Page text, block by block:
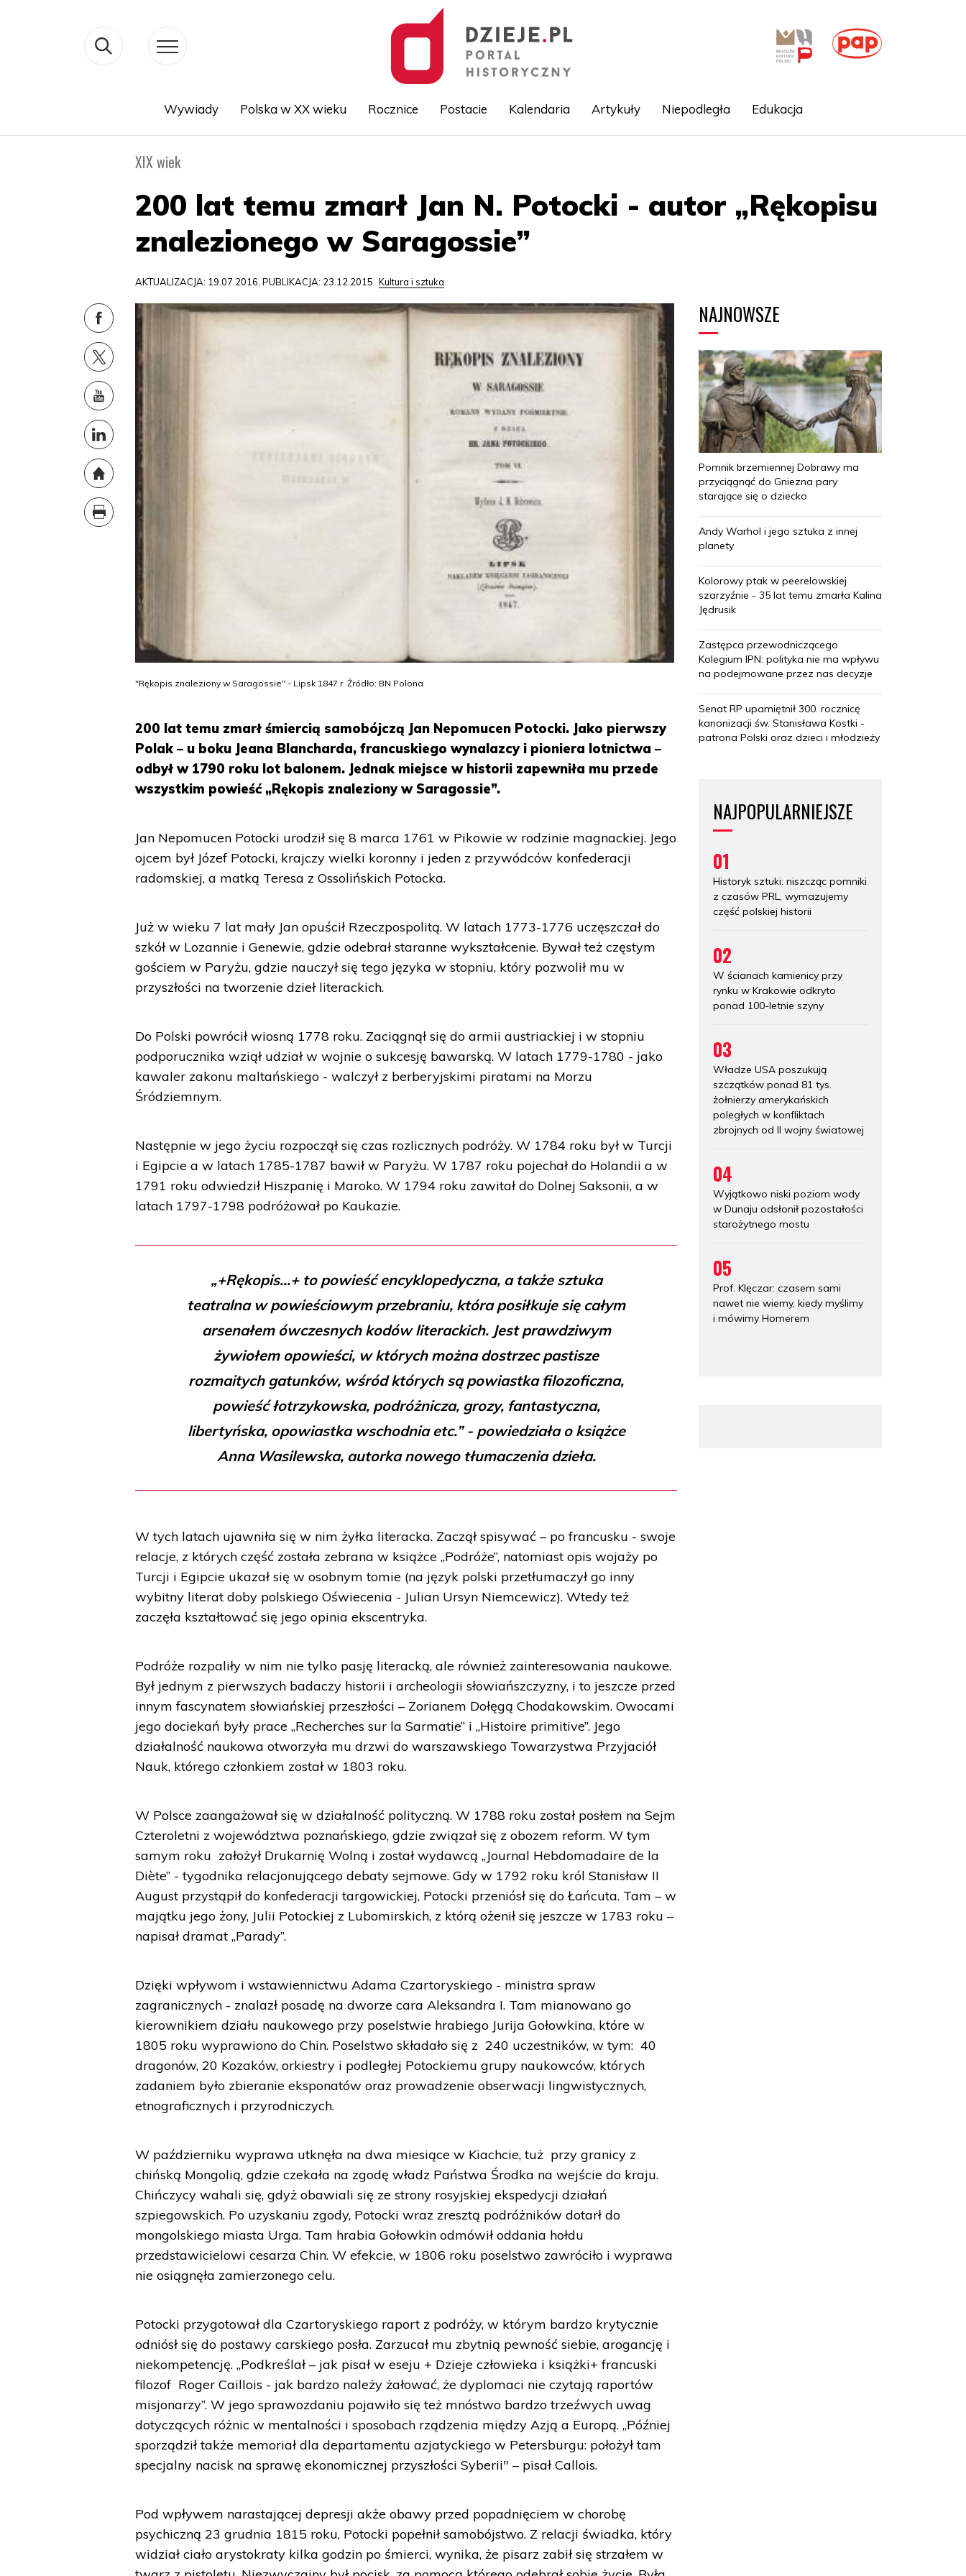
Wywiady Polska w XX wieku Rocznice Postacie Kalendaria Artykuły Niepodległa Edukacja
XIX wiek
200 lat temu zmarł Jan N. Potocki - autor „Rękopisu
znalezionego w Saragossie”
AKTUALIZACJA: 19.07.2016, PUBLIKACJA: 23.12.2015 Kultura i sztuka
"Rękopis znaleziony w Saragossie" - Lipsk 1847 r. Źródło: BN Polona
200 lat temu zmarł śmiercią samobójczą Jan Nepomucen Potocki. Jako pierwszy
Polak – u boku Jeana Blancharda, francuskiego wynalazcy i pioniera lotnictwa –
odbył w 1790 roku lot balonem. Jednak miejsce w historii zapewniła mu przede
wszystkim powieść „Rękopis znaleziony w Saragossie”.
Jan Nepomucen Potocki urodził się 8 marca 1761 w Pikowie w rodzinie magnackiej. Jego
ojcem był Józef Potocki, krajczy wielki koronny i jeden z przywódców konfederacji
radomskiej, a matką Teresa z Ossolińskich Potocka.
Już w wieku 7 lat mały Jan opuścił Rzeczpospolitą. W latach 1773-1776 uczęszczał do
szkół w Lozannie i Genewie, gdzie odebrał staranne wykształcenie. Bywał też częstym
gościem w Paryżu, gdzie nauczył się tego języka w stopniu, który pozwolił mu w
przyszłości na tworzenie dzieł literackich.
Do Polski powrócił wiosną 1778 roku. Zaciągnął się do armii austriackiej i w stopniu
podporucznika wziął udział w wojnie o sukcesję bawarską. W latach 1779-1780 - jako
kawaler zakonu maltańskiego - walczył z berberyjskimi piratami na Morzu
Śródziemnym.
Następnie w jego życiu rozpoczął się czas rozlicznych podróży. W 1784 roku był w Turcji
i Egipcie a w latach 1785-1787 bawił w Paryżu. W 1787 roku pojechał do Holandii a w
1791 roku odwiedził Hiszpanię i Maroko. W 1794 roku zawitał do Dolnej Saksonii, a w
latach 1797-1798 podróżował po Kaukazie.
„+Rękopis...+ to powieść encyklopedyczna, a także sztuka
teatralna w powieściowym przebraniu, która posiłkuje się całym
arsenałem ówczesnych kodów literackich. Jest prawdziwym
żywiołem opowieści, w których można dostrzec pastisze
rozmaitych gatunków, wśród których są powiastka filozoficzna,
powieść łotrzykowska, podróżnicza, grozy, fantastyczna,
libertyńska, opowiastka wschodnia etc.” - powiedziała o książce
Anna Wasilewska, autorka nowego tłumaczenia dzieła.
W tych latach ujawniła się w nim żyłka literacka. Zaczął spisywać – po francusku - swoje
relacje, z których część została zebrana w książce „Podróże”, natomiast opis wojaży po
Turcji i Egipcie ukazał się w osobnym tomie (na język polski przetłumaczył go inny
wybitny literat doby polskiego Oświecenia - Julian Ursyn Niemcewicz). Wtedy też
zaczęła kształtować się jego opinia ekscentryka.
Podróże rozpaliły w nim nie tylko pasję literacką, ale również zainteresowania naukowe.
Był jednym z pierwszych badaczy historii i archeologii słowiańszczyzny, i to jeszcze przed
innym fascynatem słowiańskiej przeszłości – Zorianem Dołęgą Chodakowskim. Owocami
jego dociekań były prace „Recherches sur la Sarmatie” i „Histoire primitive”. Jego
działalność naukowa otworzyła mu drzwi do warszawskiego Towarzystwa Przyjaciół
Nauk, którego członkiem został w 1803 roku.
W Polsce zaangażował się w działalność polityczną. W 1788 roku został posłem na Sejm
Czteroletni z województwa poznańskiego, gdzie związał się z obozem reform. W tym
samym roku założył Drukarnię Wolną i został wydawcą „Journal Hebdomadaire de la
Diète” - tygodnika relacjonującego debaty sejmowe. Gdy w 1792 roku król Stanisław II
August przystąpił do konfederacji targowickiej, Potocki przeniósł się do Łańcuta. Tam – w
majątku jego żony, Julii Potockiej z Lubomirskich, z którą ożenił się jeszcze w 1783 roku –
napisał dramat „Parady”.
Dzięki wpływom i wstawiennictwu Adama Czartoryskiego - ministra spraw
zagranicznych - znalazł posadę na dworze cara Aleksandra I. Tam mianowano go
kierownikiem działu naukowego przy poselstwie hrabiego Jurija Gołowkina, które w
1805 roku wyprawiono do Chin. Poselstwo składało się z 240 uczestników, w tym: 40
dragonów, 20 Kozaków, orkiestry i podległej Potockiemu grupy naukowców, których
zadaniem było zbieranie eksponatów oraz prowadzenie obserwacji lingwistycznych,
etnograficznych i przyrodniczych.
W październiku wyprawa utknęła na dwa miesiące w Kiachcie, tuż przy granicy z
chińską Mongolią, gdzie czekała na zgodę władz Państwa Środka na wejście do kraju.
Chińczycy wahali się, gdyż obawiali się ze strony rosyjskiej ekspedycji działań
szpiegowskich. Po uzyskaniu zgody, Potocki wraz zresztą podróżników dotarł do
mongolskiego miasta Urga. Tam hrabia Gołowkin odmówił oddania hołdu
przedstawicielowi cesarza Chin. W efekcie, w 1806 roku poselstwo zawróciło i wyprawa
nie osiągnęła zamierzonego celu.
Potocki przygotował dla Czartoryskiego raport z podróży, w którym bardzo krytycznie
odniósł się do postawy carskiego posła. Zarzucał mu zbytnią pewność siebie, arogancję i
niekompetencję. „Podkreślał – jak pisał w eseju + Dzieje człowieka i książki+ francuski
filozof Roger Caillois - jak bardzo należy żałować, że dyplomaci nie czytają raportów
misjonarzy”. W jego sprawozdaniu pojawiło się też mnóstwo bardzo trzeźwych uwag
dotyczących różnic w mentalności i sposobach rządzenia między Azją a Europą. „Później
sporządził także memoriał dla departamentu azjatyckiego w Petersburgu: położył tam
specjalny nacisk na sprawę ekonomicznej przyszłości Syberii" – pisał Callois.
Pod wpływem narastającej depresji akże obawy przed popadnięciem w chorobę
psychiczną 23 grudnia 1815 roku, Potocki popełnił samobójstwo. Z relacji świadka, który
widział ciało arystokraty kilka godzin po śmierci, wynika, że pisarz zabił się strzałem w
NAJNOWSZE
Pomnik brzemiennej Dobrawy ma
przyciągnąć do Gniezna pary
starające się o dziecko
Andy Warhol i jego sztuka z innej
planety
Kolorowy ptak w peerelowskiej
szarzyźnie - 35 lat temu zmarła Kalina
Jędrusik
Zastępca przewodniczącego
Kolegium IPN: polityka nie ma wpływu
na podejmowane przez nas decyzje
Senat RP upamiętnił 300. rocznicę
kanonizacji św. Stanisława Kostki -
patrona Polski oraz dzieci i młodzieży
NAJPOPULARNIEJSZE
01
Historyk sztuki: niszcząc pomniki
z czasów PRL, wymazujemy
część polskiej historii
02
W ścianach kamienicy przy
rynku w Krakowie odkryto
ponad 100-letnie szyny
03
Władze USA poszukują
szczątków ponad 81 tys.
żołnierzy amerykańskich
poległych w konfliktach
zbrojnych od II wojny światowej
04
Wyjątkowo niski poziom wody
w Dunaju odsłonił pozostałości
starożytnego mostu
05
Prof. Klęczar: czasem sami
nawet nie wiemy, kiedy myślimy
i mówimy Homerem